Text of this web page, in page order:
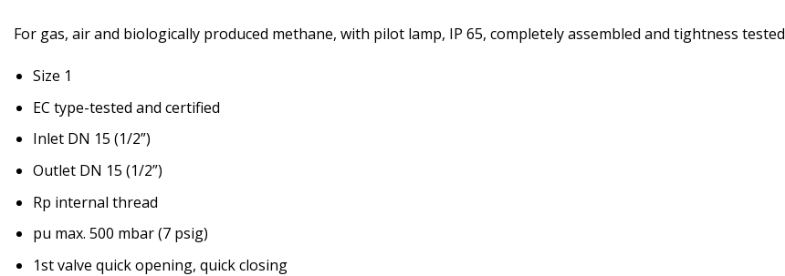
For gas, air and biologically produced methane, with pilot lamp, IP 65, completely assembled and tightness tested
Size 1
EC type-tested and certified
Inlet DN 15 (1/2”)
Outlet DN 15 (1/2”)
Rp internal thread
pu max. 500 mbar (7 psig)
1st valve quick opening, quick closing